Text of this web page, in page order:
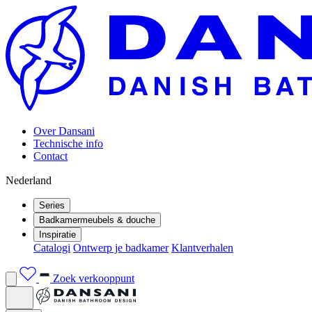
Over Dansani
Technische info
Contact
Nederland
Series
Badkamermeubels & douche
Inspiratie
Catalogi Ontwerp je badkamer Klantverhalen
Zoek verkooppunt